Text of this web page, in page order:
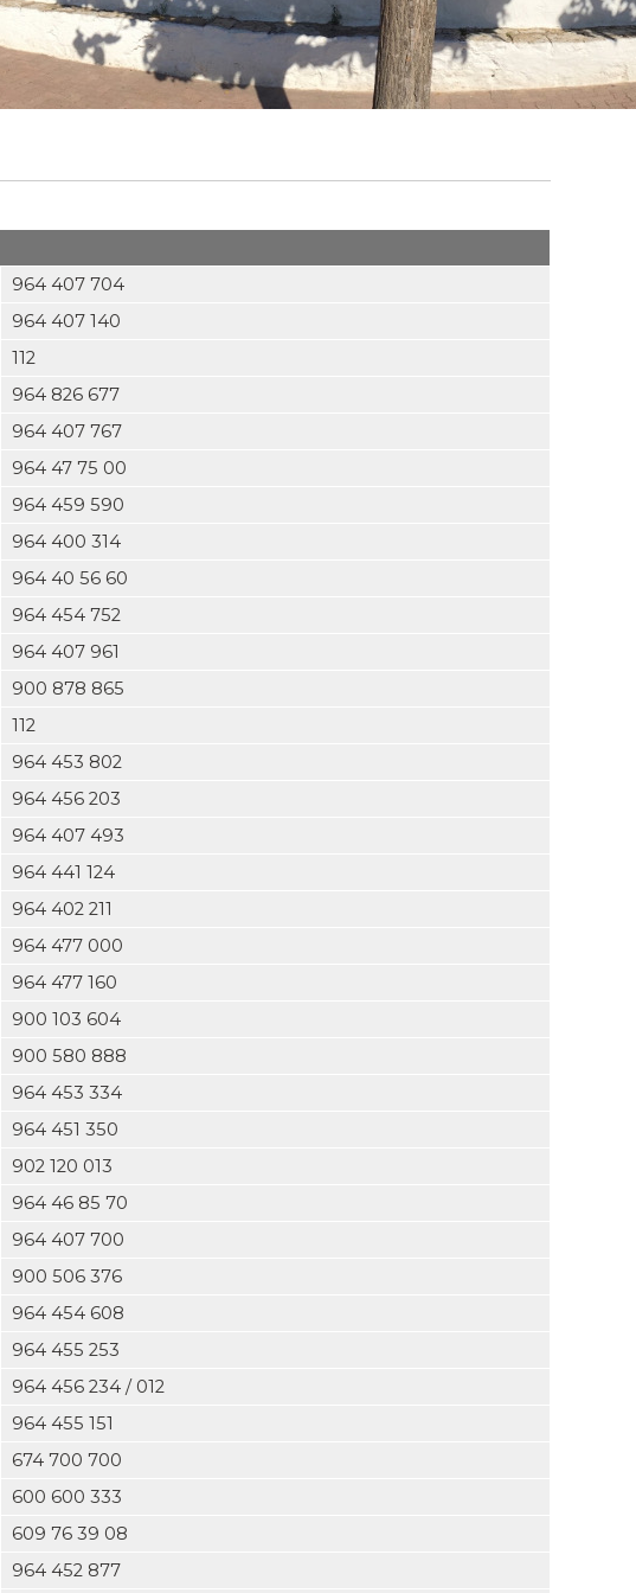
964 407 704
964 407 140
112
964 826 677
964 407 767
964 47 75 00
964 459 590
964 400 314
964 40 56 60
964 454 752
964 407 961
900 878 865
112
964 453 802
964 456 203
964 407 493
964 441 124
964 402 211
964 477 000
964 477 160
900 103 604
900 580 888
964 453 334
964 451 350
902 120 013
964 46 85 70
964 407 700
900 506 376
964 454 608
964 455 253
964 456 234 / 012
964 455 151
674 700 700
600 600 333
609 76 39 08
964 452 877